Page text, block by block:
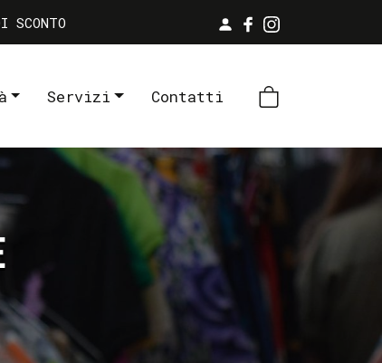
Servizi Contatti